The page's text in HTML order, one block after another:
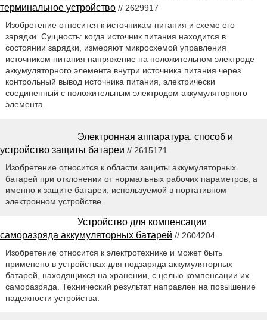
терминальное устройство // 2629917
Изобретение относится к источникам питания и схеме его
зарядки. Сущность: когда источник питания находится в
состоянии зарядки, измеряют микросхемой управления
источником питания напряжение на положительном электроде
аккумуляторного элемента внутри источника питания через
контрольный вывод источника питания, электрически
соединенный с положительным электродом аккумуляторного
элемента.
Электронная аппаратура, способ и
устройство защиты батареи // 2615171
Изобретение относится к области защиты аккумуляторных
батарей при отклонении от нормальных рабочих параметров, а
именно к защите батареи, используемой в портативном
электронном устройстве.
Устройство для компенсации
саморазряда аккумуляторных батарей // 2604204
Изобретение относится к электротехнике и может быть
применено в устройствах для подзаряда аккумуляторных
батарей, находящихся на хранении, с целью компенсации их
саморазряда. Технический результат направлен на повышение
надежности устройства.